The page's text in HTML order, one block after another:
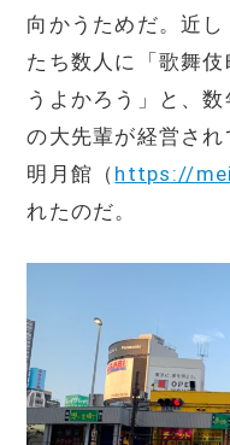
向かうためだ。近
たち数人に「歌舞
うよかろう」と、
の大先輩が経営さ
明月館（ https://
れたのだ。